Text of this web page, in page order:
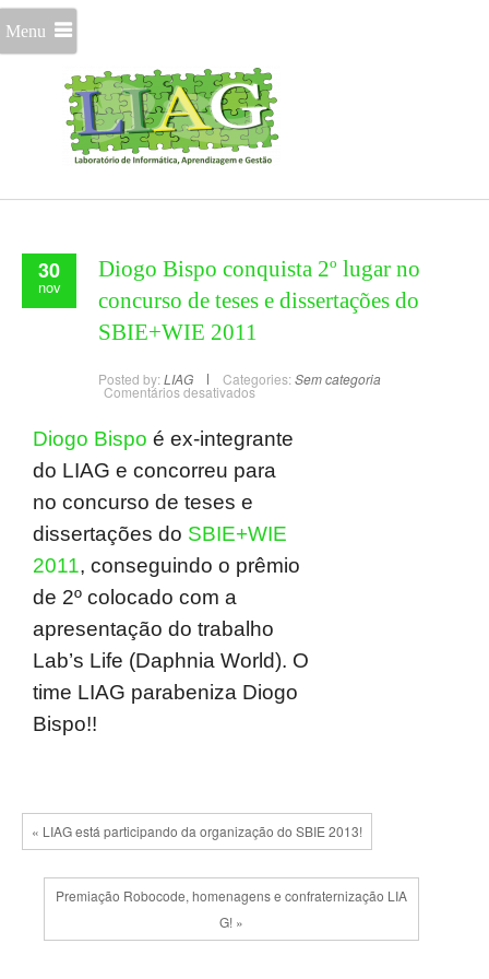
Menu
30
nov
Diogo Bispo conquista 2º lugar no
concurso de teses e dissertações do
SBIE+WIE 2011
Posted by: LIAG Categories: Sem categoria
Comentários desativados
Diogo Bispo é ex-integrante
do LIAG e concorreu para
no concurso de teses e
dissertações do SBIE+WIE
2011, conseguindo o prêmio
de 2º colocado com a
apresentação do trabalho
Lab’s Life (Daphnia World). O
time LIAG parabeniza Diogo
Bispo!!
« LIAG está participando da organização do SBIE 2013!
Premiação Robocode, homenagens e confraternização LIA
G! »